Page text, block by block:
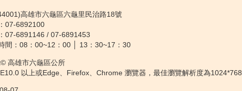
高雄市六龜區六龜里民治路18號
07-6892100
07-6891146 / 07-6891453
間：08：00~12：00 │ 13：30~17：30
高雄市六龜區公所
以上或Edge、Firefox、Chrome 瀏覽器，最佳瀏覽解析度為1024*768